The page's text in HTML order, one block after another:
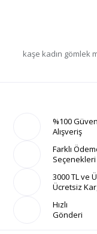
kaşe kadın gömlek
%100
Alışveriş
Farklı
Seçenekleri
3000 TL ve
Ücretsiz
Hızlı
Gönderi